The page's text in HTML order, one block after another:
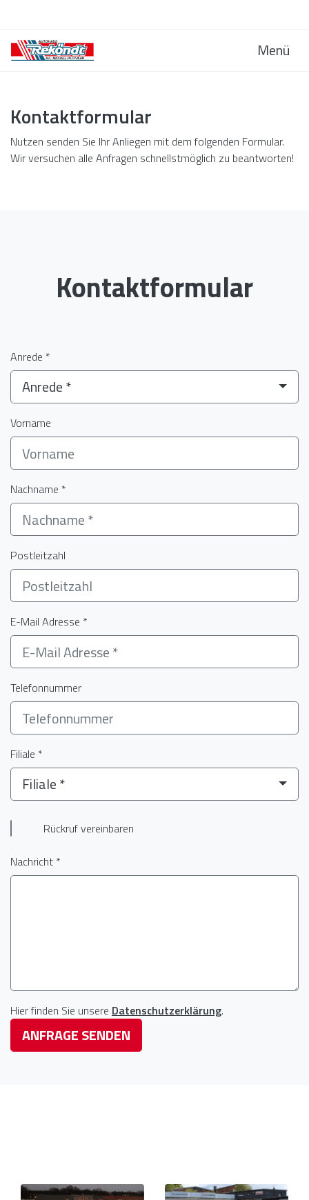
Menü
Kontaktformular
Nutzen senden Sie Ihr Anliegen mit dem folgenden Formular.
Wir versuchen alle Anfragen schnellstmöglich zu beantworten!
Kontaktformular
Anrede *
Anrede *
Vorname
Nachname *
Postleitzahl
E-Mail Adresse *
Telefonnummer
Filiale *
Filiale *
Rückruf vereinbaren
Nachricht *
Hier finden Sie unsere Datenschutzerklärung.
ANFRAGE SENDEN